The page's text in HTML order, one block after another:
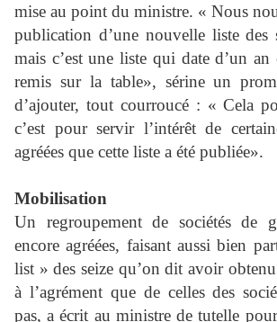
mise au point du ministre. « Nous
publication d’une nouvelle liste des
mais c’est une liste qui date d’un
remis sur la table», sérine un
d’ajouter, tout courroucé : « Cela
c’est pour servir l’intérêt de
agréées que cette liste a été publiée».
Mobilisation
Un regroupement de sociétés de
encore agréées, faisant aussi bien
list » des seize qu’on dit avoir
à l’agrément que de celles des
pas, a écrit au ministre de tutelle